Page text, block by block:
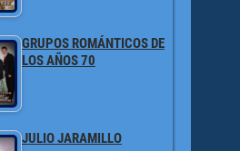
GRUPOS ROMÁNTICOS DE
LOS AÑOS 70
JULIO JARAMILLO